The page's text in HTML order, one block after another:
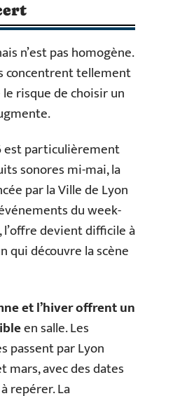
n’est pas homogène.
concentrent tellement
risque de choisir un
est particulièrement
sonores mi-mai, la
par la Ville de Lyon
du week-
l’offre devient difficile à
qui découvre la scène
et l’hiver offrent un
en salle. Les
passent par Lyon
avec des dates
repérer. La